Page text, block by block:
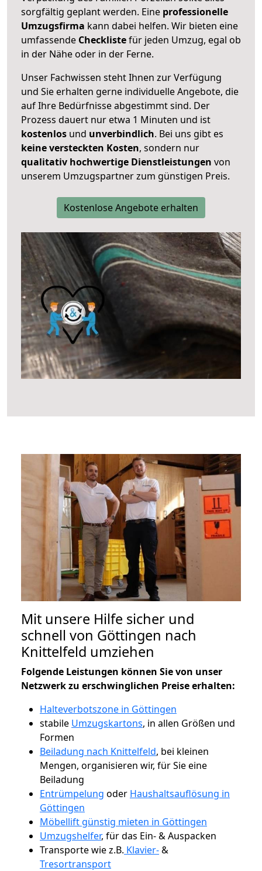
sorgfältig geplant werden. Eine professionelle
Umzugsfirma kann dabei helfen. Wir bieten eine
umfassende Checklistefür jeden Umzug, egal ob
in der Nähe oder in der Ferne.
Unser Fachwissen steht Ihnen zur Verfügung
und Sie erhalten gerne individuelle Angebote, die
auf Ihre Bedürfnisse abgestimmt sind. Der
Prozess dauert nur etwa 1 Minuten und ist
kostenlos und unverbindlich. Bei uns gibt es
keine versteckten Kosten, sondern nur
qualitativ hochwertige Dienstleistungen von
unserem Umzugspartner zum günstigen Preis.
Kostenlose Angebote erhalten
Mit unsere Hilfe sicher und
schnell von Göttingen nach
Knittelfeld umziehen
Folgende Leistungen können Sie von unser
Netzwerk zu erschwinglichen Preise erhalten:
Halteverbotszone in Göttingen
stabile Umzugskartons, in allen Größen und
Formen
Beiladung nach Knittelfeld, bei kleinen
Mengen, organisieren wir, für Sie eine
Beiladung
Entrümpelung oder Haushaltsauflösung in
Göttingen
Möbellift günstig mieten in Göttingen
Umzugshelfer, für das Ein- & Auspacken
Transporte wie z.B. Klavier-&
Tresortransport